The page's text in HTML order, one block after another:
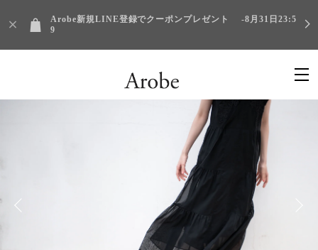
Arobe新規LINE登録でクーポンプレゼント -8月31日23:5
9